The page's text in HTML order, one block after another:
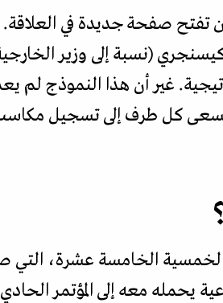
تفتح صفحة جديدة في
(نسبة إلى وزير
غير أن هذا النموذج
كل طرف إلى تسجيل مكاسب
الخامسة عشرة، التي
يحمله معه إلى المؤتمر